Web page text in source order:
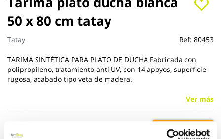
50 x 80 cm tatay
Tatay Ref: 80453
TARIMA SINTÉTICA PARA PLATO DE DUCHA Fabricada con
polipropileno, tratamiento anti UV, con 14 apoyos, superficie
rugosa, acabado tipo veta de madera.
Ver más
20,70 €
al
comienzo
de
la
galería
de
imágenes